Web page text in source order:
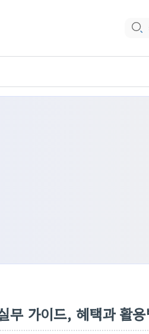
무 가이드, 혜택과 활